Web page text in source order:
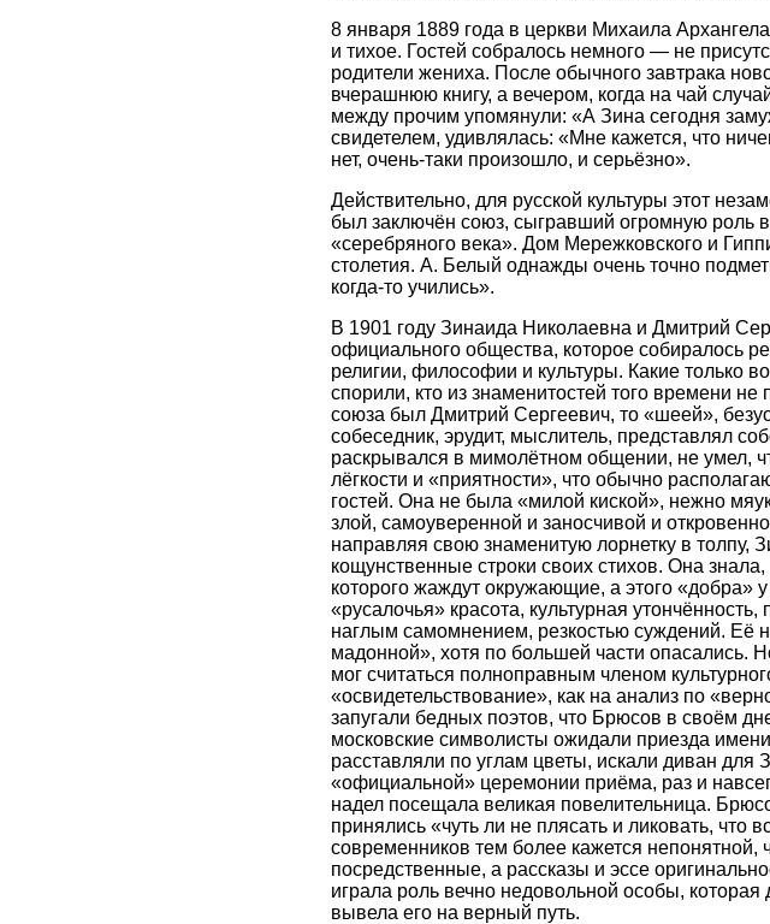
8 января 1889 года в церкви Михаила
и тихое. Гостей собралось немного — не
родители жениха. После обычного завтрака
вчерашнюю книгу, а вечером, когда на чай
между прочим упомянули: «А Зина сегодня
свидетелем, удивлялась: «Мне кажется, что
нет, очень-таки произошло, и серьёзно».
Действительно, для русской культуры этот
был заключён союз, сыгравший огромную роль
«серебряного века». Дом Мережковского и
столетия. А. Белый однажды очень точно
когда-то учились».
В 1901 году Зинаида Николаевна и Дмитрий
официального общества, которое собиралось
религии, философии и культуры. Какие только
спорили, кто из знаменитостей того времени
союза был Дмитрий Сергеевич, то «шеей»,
собеседник, эрудит, мыслитель, представлял
раскрывался в мимолётном общении, не умел,
лёгкости и «приятности», что обычно
гостей. Она не была «милой киской», нежно
злой, самоуверенной и заносчивой и
направляя свою знаменитую лорнетку в толпу,
кощунственные строки своих стихов. Она
которого жаждут окружающие, а этого «добра»
«русалочья» красота, культурная
наглым самомнением, резкостью суждений. Её
мадонной», хотя по большей части опасались.
мог считаться полноправным членом
«освидетельствование», как на анализ по
запугали бедных поэтов, что Брюсов в своём
московские символисты ожидали приезда
расставляли по углам цветы, искали диван для
«официальной» церемонии приёма, раз и
надел посещала великая повелительница.
принялись «чуть ли не плясать и ликовать, что
современников тем более кажется
посредственные, а рассказы и эссе
играла роль вечно недовольной особы,
вывела его на верный путь.